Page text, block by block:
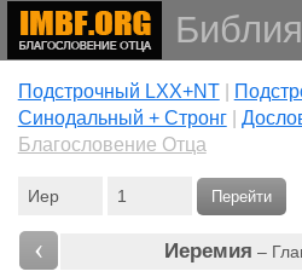
Библия
Подстрочный LXX+NT|
Cинодальный + Стронг|
Благословение Отца
Перейти
‹ Иеремия –